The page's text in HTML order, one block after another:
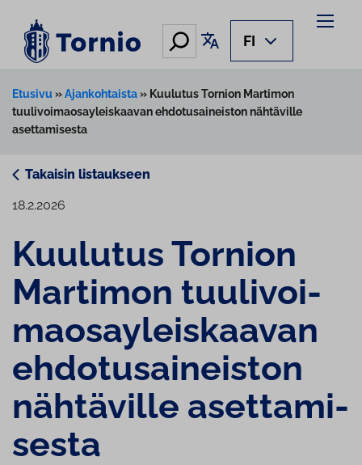
sisältöön
Hae Käännä sivu
FI
Etusivu »Ajankohtaista» Kuulutus Tornion Martimon
tuulivoimaosayleiskaavan ehdotusaineiston nähtäville
asettamisesta
Takaisin listaukseen
18.2.2026
Kuulutus Tornion
Martimon tuu­li­voi­
mao­say­leis­kaa­van
eh­do­tusai­neis­ton
nähtäville aset­ta­mi­
ses­ta